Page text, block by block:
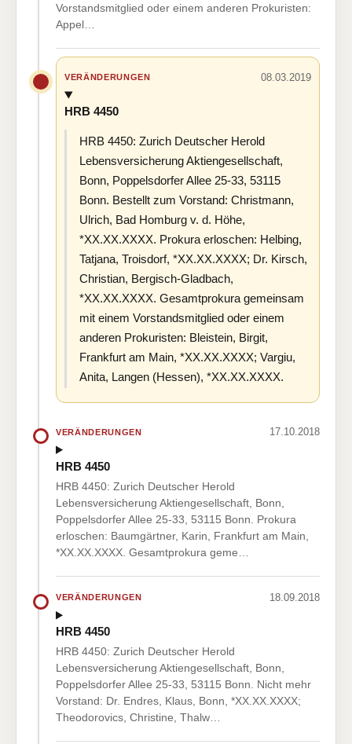
Vorstandsmitglied oder einem anderen Prokuristen:
Appel…
VERÄNDERUNGEN 08.03.2019
HRB 4450
HRB 4450: Zurich Deutscher Herold
Lebensversicherung Aktiengesellschaft,
Bonn, Poppelsdorfer Allee 25-33, 53115
Bonn. Bestellt zum Vorstand: Christmann,
Ulrich, Bad Homburg v. d. Höhe,
*XX.XX.XXXX. Prokura erloschen: Helbing,
Tatjana, Troisdorf, *XX.XX.XXXX; Dr. Kirsch,
Christian, Bergisch-Gladbach,
*XX.XX.XXXX. Gesamtprokura gemeinsam
mit einem Vorstandsmitglied oder einem
anderen Prokuristen: Bleistein, Birgit,
Frankfurt am Main, *XX.XX.XXXX; Vargiu,
Anita, Langen (Hessen), *XX.XX.XXXX.
VERÄNDERUNGEN 17.10.2018
HRB 4450
HRB 4450: Zurich Deutscher Herold
Lebensversicherung Aktiengesellschaft, Bonn,
Poppelsdorfer Allee 25-33, 53115 Bonn. Prokura
erloschen: Baumgärtner, Karin, Frankfurt am Main,
*XX.XX.XXXX. Gesamtprokura geme…
VERÄNDERUNGEN 18.09.2018
HRB 4450
HRB 4450: Zurich Deutscher Herold
Lebensversicherung Aktiengesellschaft, Bonn,
Poppelsdorfer Allee 25-33, 53115 Bonn. Nicht mehr
Vorstand: Dr. Endres, Klaus, Bonn, *XX.XX.XXXX;
Theodorovics, Christine, Thalw…